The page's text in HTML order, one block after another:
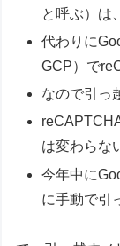
と呼ぶ）は
代わりに
GCP）で
なので引っ
は変わらな
今年中に
に手動で引